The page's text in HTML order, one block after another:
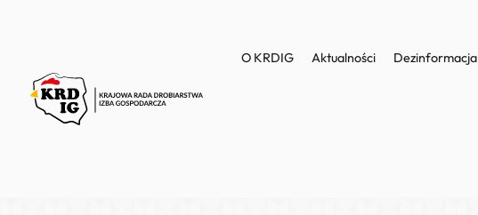
O KRDIG Aktualności Dezinformacja